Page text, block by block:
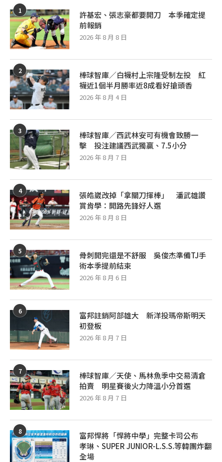
1
許基宏、張志豪都要開刀 本季確定提
前報銷
2026 年 8 月 8 日
2
棒球智庫／白襪村上宗隆受制左投 紅
襪近1個半月勝率近8成看好搶頭香
2026 年 8 月 4 日
3
棒球智庫／西武林安可有機會致勝一
擊 投注建議西武獨贏、7.5小分
2026 年 8 月 7 日
4
張皓崴改掉「拿關刀揮棒」 潘武雄讚
賞肯學：開路先鋒好人選
2026 年 8 月 8 日
5
骨刺開完還是不舒服 吳俊杰準備TJ手
術本季提前結束
2026 年 8 月 6 日
6
富邦註銷阿部雄大 新洋投瑪帝斯明天
初登板
2026 年 8 月 7 日
7
棒球智庫／天使、馬林魚季中交易清倉
拍賣 明星賽後火力降溫小分首選
2026 年 8 月 7 日
8
富邦悍將「悍將中學」完整卡司公布
孝琳、SUPER JUNIOR-L.S.S.等韓團炸翻
全場